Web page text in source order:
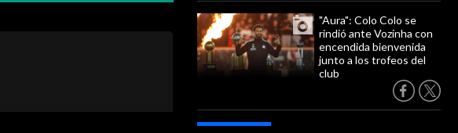
"Aura": Colo Colo se
rindió ante Vozinha con
encendida bienvenida
junto a los trofeos del
club